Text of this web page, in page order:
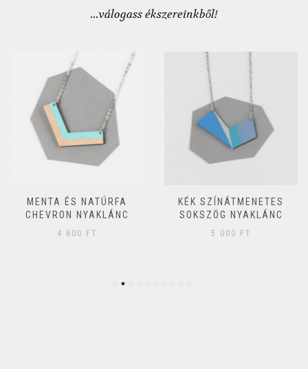
...válogass ékszereinkből!
MENTA ÉS NATÚRFA
CHEVRON NYAKLÁNC
4 600 FT
KÉK SZÍNÁTMENETES
SOKSZÖG NYAKLÁNC
5 000 FT